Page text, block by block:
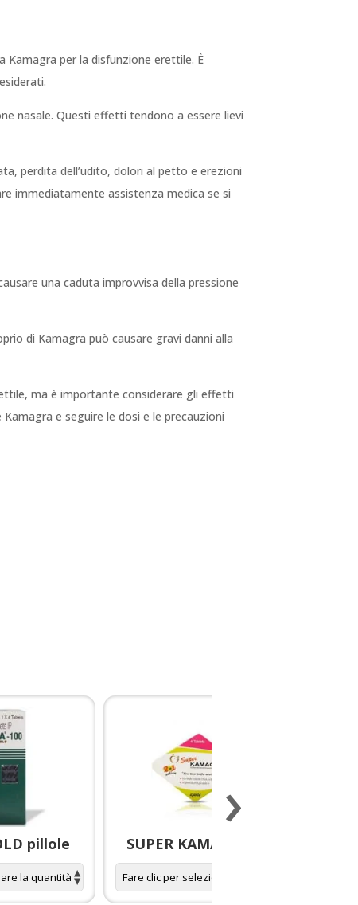
Kamagra per la disfunzione erettile. È
nasale. Questi effetti tendono a essere lievi
perdita dell’udito, dolori al petto e erezioni
immediatamente assistenza medica se si
una caduta improvvisa della pressione
di Kamagra può causare gravi danni alla
ma è importante considerare gli effetti
e seguire le dosi e le precauzioni
pillole SUPER KAMAGRA pillole
›